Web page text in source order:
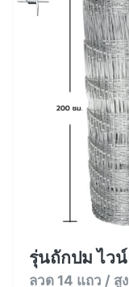
รุ่นถักปม ไว
ลวด 14 แถว / สู